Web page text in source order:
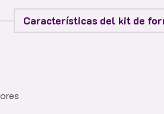
Características del kit de